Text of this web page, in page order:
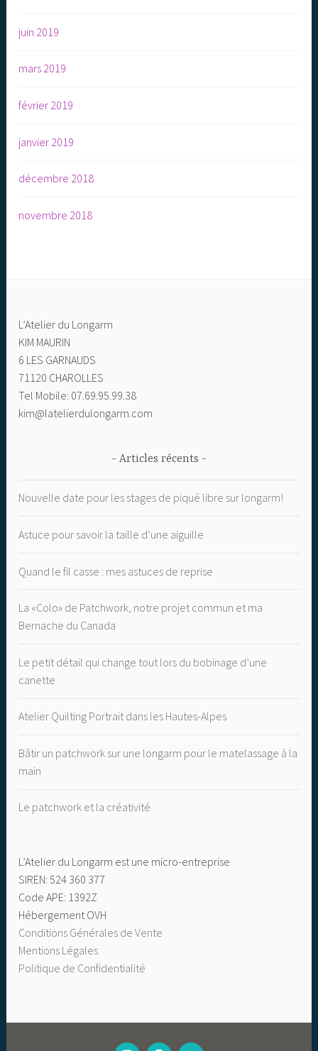
juin 2019
mars 2019
février 2019
janvier 2019
décembre 2018
novembre 2018
L’Atelier du Longarm
KIM MAURIN
6 LES GARNAUDS
71120 CHAROLLES
Tel Mobile: 07.69.95.99.38
kim@latelierdulongarm.com
Articles récents
Nouvelle date pour les stages de piqué libre sur longarm!
Astuce pour savoir la taille d’une aiguille
Quand le fil casse : mes astuces de reprise
La «Colo» de Patchwork, notre projet commun et ma
Bernache du Canada
Le petit détail qui change tout lors du bobinage d’une
canette
Atelier Quilting Portrait dans les Hautes-Alpes
Bâtir un patchwork sur une longarm pour le matelassage à la
main
Le patchwork et la créativité
L’Atelier du Longarm est une micro-entreprise
SIREN: 524 360 377
Code APE: 1392Z
Hébergement OVH
Conditions Générales de Vente
Mentions Légales
Politique de Confidentialité